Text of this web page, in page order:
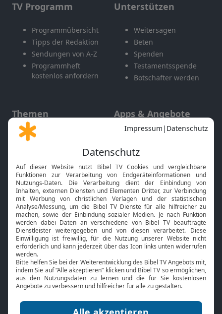
TV Programm
Programmübersicht
Tipps der Redaktion
Sendungen von A-Z
Programmheft
kostenlos anfordern
Unterstützen
Weitersagen
Beten
Spenden
Testamentsspende
Botschafter werden
Themen
Gott und Bibel erklärt
Neuigkeiten
Apps & Angebote
Mobile App
Smart TV
HbbTV
Bibelthek Online-Bibel
Nächster Gottesdienst
Bibel TV
Über uns
Jobs
Mediadaten
Service
Kontakt
TV-Empfang